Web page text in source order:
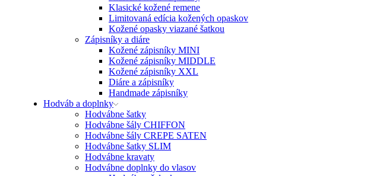
Klasické kožené remene
Limitovaná edícia kožených opaskov
Kožené opasky viazané šatkou
Zápisníky a diáre
Kožené zápisníky MINI
Kožené zápisníky MIDDLE
Kožené zápisníky XXL
Diáre a zápisníky
Handmade zápisníky
Hodváb a doplnky
Hodvábne šatky
Hodvábne šály CHIFFON
Hodvábne šály CREPE SATEN
Hodvábne šatky SLIM
Hodvábne kravaty
Hodvábne doplnky do vlasov